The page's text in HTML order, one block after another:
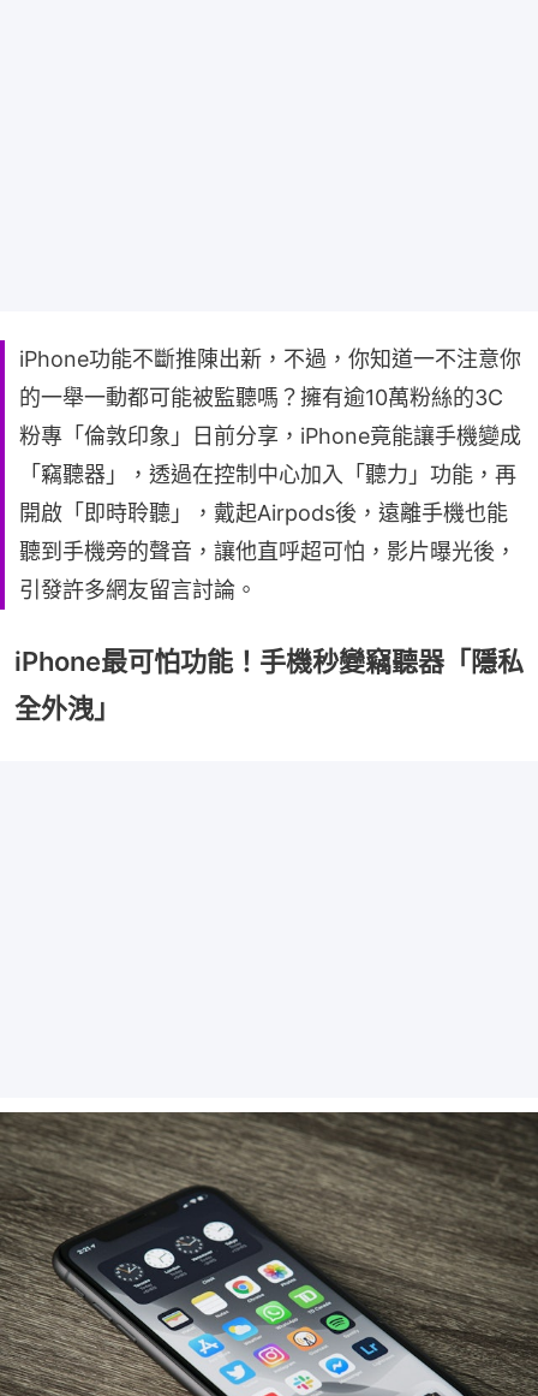
iPhone功能不斷推陳出新，不過，你知道一不注意你
的一舉一動都可能被監聽嗎？擁有逾10萬粉絲的3C
粉專「倫敦印象」日前分享，iPhone竟能讓手機變成
「竊聽器」，透過在控制中心加入「聽力」功能，再
開啟「即時聆聽」，戴起Airpods後，遠離手機也能
聽到手機旁的聲音，讓他直呼超可怕，影片曝光後，
引發許多網友留言討論。
iPhone最可怕功能！手機秒變竊聽器「隱私
全外洩」